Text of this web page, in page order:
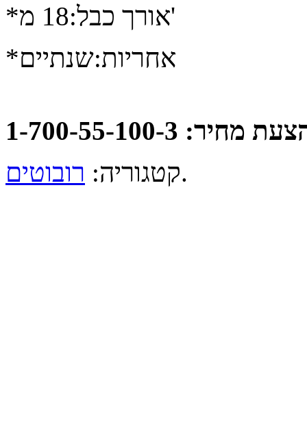
*אורך כבל:18 מ'
*אחריות:שנתיים
1-700-55-100-3
קטגוריה: רובוטים .